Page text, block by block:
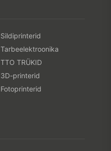
Sildiprinterid
Tarbeelektroonika
TTO TRÜKID
3D-printerid
Fotoprinterid